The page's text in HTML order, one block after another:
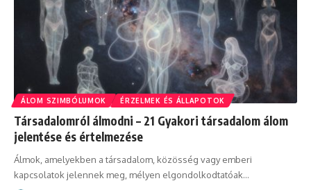
ÁLOM SZIMBÓLUMOK ÉRZELMEK ÉS ÁLLAPOTOK
Társadalomról álmodni – 21 Gyakori társadalom álom
jelentése és értelmezése
Álmok, amelyekben a társadalom, közösség vagy emberi
kapcsolatok jelennek meg, mélyen elgondolkodtatóak…